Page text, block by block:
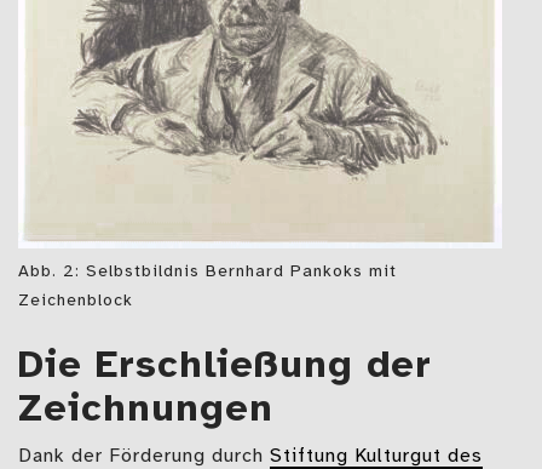
Abb. 2: Selbstbildnis Bernhard Pankoks mit
Zeichenblock
Die Erschließung der
Zeichnungen
Dank der Förderung durch Stiftung Kulturgut des